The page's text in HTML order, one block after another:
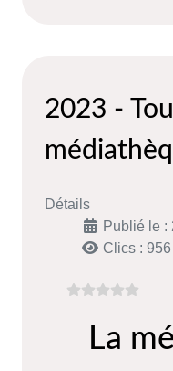
2023 -
Détails
Publié le :
Clics : 956
La